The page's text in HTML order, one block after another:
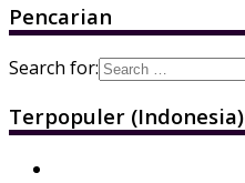
Pencarian
Search for:
Terpopuler (Indonesia)